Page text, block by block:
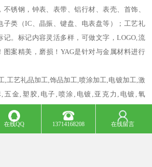
锈钢，钟表、表带、铝行材、表壳、首饰、
子类（IC、晶振、键盘、电表盘等）；工艺礼
记。标记内容灵活多样，可做文字，LOGO,流
图案精美，磨损！YAG是针对与金属材料进行
工艺礼品加工,饰品加工,喷涂加工,电镀加工,激
五金,塑胶,电子,喷涂,电镀,亚克力,电镀,氧
在线QQ 13714168208 在线留言